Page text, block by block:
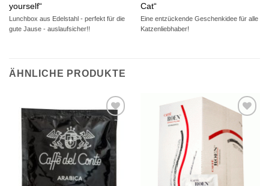
yourself“
Lunchbox aus Edelstahl - perfekt für die
gute Jause - auslaufsicher!!
Cat“
Eine entzückende Geschenkidee für alle
Katzenliebhaber!
ÄHNLICHE PRODUKTE
Auf die
Wunschliste
Auf die
Wunschliste